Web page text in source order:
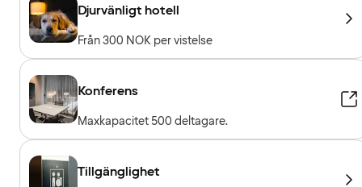
Djurvänligt hotell
Från 300 NOK per vistelse
Konferens
Maxkapacitet 500 deltagare.
Tillgänglighet